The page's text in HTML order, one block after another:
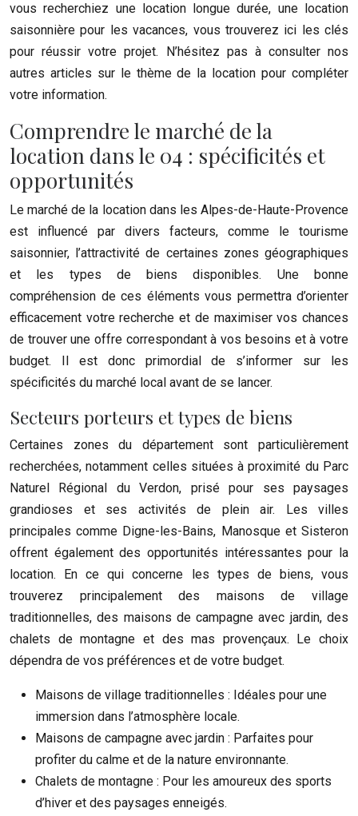
vous recherchiez une location longue durée, une location
saisonnière pour les vacances, vous trouverez ici les clés
pour réussir votre projet. N’hésitez pas à consulter nos
autres articles sur le thème de la location pour compléter
votre information.
Comprendre le marché de la
location dans le 04 : spécificités et
opportunités
Le marché de la location dans les Alpes-de-Haute-Provence
est influencé par divers facteurs, comme le tourisme
saisonnier, l’attractivité de certaines zones géographiques
et les types de biens disponibles. Une bonne
compréhension de ces éléments vous permettra d’orienter
efficacement votre recherche et de maximiser vos chances
de trouver une offre correspondant à vos besoins et à votre
budget. Il est donc primordial de s’informer sur les
spécificités du marché local avant de se lancer.
Secteurs porteurs et types de biens
Certaines zones du département sont particulièrement
recherchées, notamment celles situées à proximité du Parc
Naturel Régional du Verdon, prisé pour ses paysages
grandioses et ses activités de plein air. Les villes
principales comme Digne-les-Bains, Manosque et Sisteron
offrent également des opportunités intéressantes pour la
location. En ce qui concerne les types de biens, vous
trouverez principalement des maisons de village
traditionnelles, des maisons de campagne avec jardin, des
chalets de montagne et des mas provençaux. Le choix
dépendra de vos préférences et de votre budget.
Maisons de village traditionnelles : Idéales pour une
immersion dans l’atmosphère locale.
Maisons de campagne avec jardin : Parfaites pour
profiter du calme et de la nature environnante.
Chalets de montagne : Pour les amoureux des sports
d’hiver et des paysages enneigés.